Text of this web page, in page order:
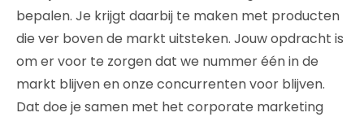
bepalen. Je krijgt daarbij te maken met producten
die ver boven de markt uitsteken. Jouw opdracht is
om er voor te zorgen dat we nummer één in de
markt blijven en onze concurrenten voor blijven.
Dat doe je samen met het corporate marketing